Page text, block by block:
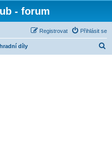
- forum
Přihlásit se
Registrovat
díly